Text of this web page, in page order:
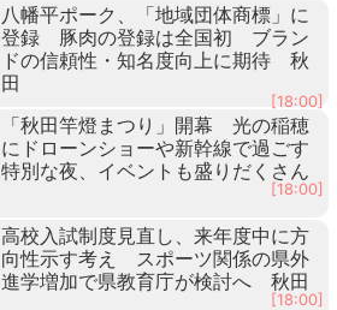
八幡平ポーク、「地域団体商標」に
登録 豚肉の登録は全国初 ブラン
ドの信頼性・知名度向上に期待 秋
田
[18:00]
「秋田竿燈まつり」開幕 光の稲穂
にドローンショーや新幹線で過ごす
特別な夜、イベントも盛りだくさん
[18:00]
高校入試制度見直し、来年度中に方
向性示す考え スポーツ関係の県外
進学増加で県教育庁が検討へ 秋田
[18:00]